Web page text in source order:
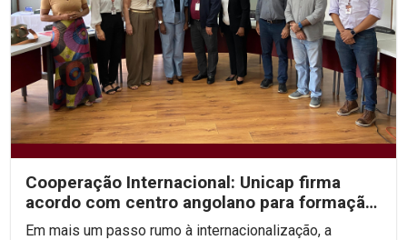
Cooperação Internacional: Unicap firma
acordo com centro angolano para formação
em Fonoaudiologia
Em mais um passo rumo à internacionalização, a